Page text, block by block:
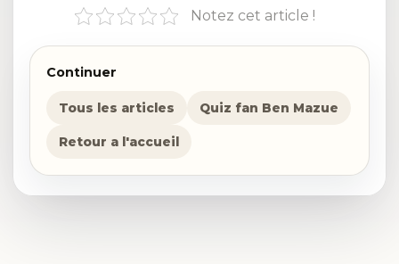
Notez cet article !
Continuer
Tous les articles Quiz fan Ben Mazue
Retour a l'accueil